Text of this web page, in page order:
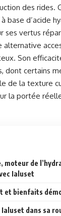
des rides.
base d’acide
ses vertus
alternative
Son
dont certains
de la texture
la portée
moteur de
Ialuset
et bienfaits
dans sa